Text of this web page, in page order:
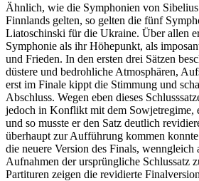
Ähnlich, wie die Symphonien von
Finnlands gelten, so gelten die fünf
Liatoschinski für die Ukraine. Über allen
Symphonie als ihr Höhepunkt, als
und Frieden. In den ersten drei Sätzen
düstere und bedrohliche Atmosphären,
erst im Finale kippt die Stimmung und
Abschluss. Wegen eben dieses
jedoch in Konflikt mit dem Sowjetregime,
und so musste er den Satz deutlich
überhaupt zur Aufführung kommen
die neuere Version des Finals, wenngleich
Aufnahmen der ursprüngliche Schlussatz
Partituren zeigen die revidierte